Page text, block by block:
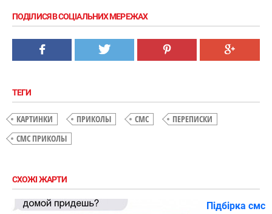
ПОДІЛИСЯ В СОЦІАЛЬНИХ МЕРЕЖАХ
ТЕГИ
КАРТИНКИ ПРИКОЛЫ СМС
ПЕРЕПИСКИ
СМС ПРИКОЛЫ
СХОЖІ ЖАРТИ
Підбірка смс